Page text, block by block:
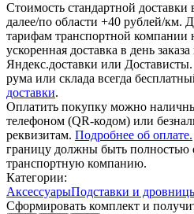
Стоимость стандартной
далее/по области +40 рублей/км.
тарифам транспортной
ускоренная доставка в день
Яндекс.доставки или
рума или склада всегда
доставки.
Оплатить покупку можно
телефоном (QR-кодом) или
реквизитам. Подробнее об оплате.
границу должны быть полностью
транспортную компанию.
Категории:
АксессуарыПодставки и
Сформировать комплект и